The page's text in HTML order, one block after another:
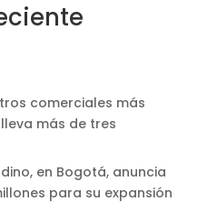
comerciales más
más de tres
en Bogotá, anuncia
para su expansión